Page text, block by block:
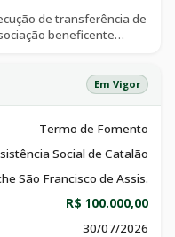
de transferência de
beneficente
financeira para
recanto infantil tem
para as áreas
e de alimentação,
e estimulante para
infância, conforme
de trabalho anexo a
Em Vigor
Termo de Fomento
Social de Catalão
São Francisco de Assis.
R$ 100.000,00
30/07/2026